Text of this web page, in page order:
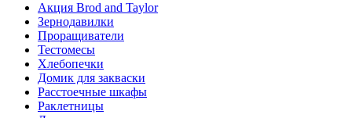
Акция Brod and Taylor
Зернодавилки
Проращиватели
Тестомесы
Хлебопечки
Домик для закваски
Расстоечные шкафы
Раклетницы